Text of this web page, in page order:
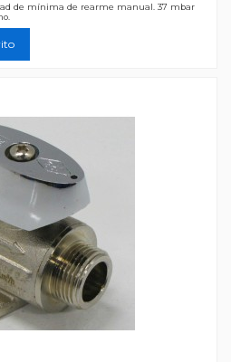
de mínima de rearme manual. 37 mbar